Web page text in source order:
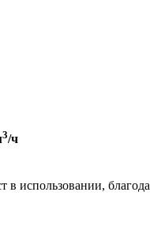
3/ч
использовании,